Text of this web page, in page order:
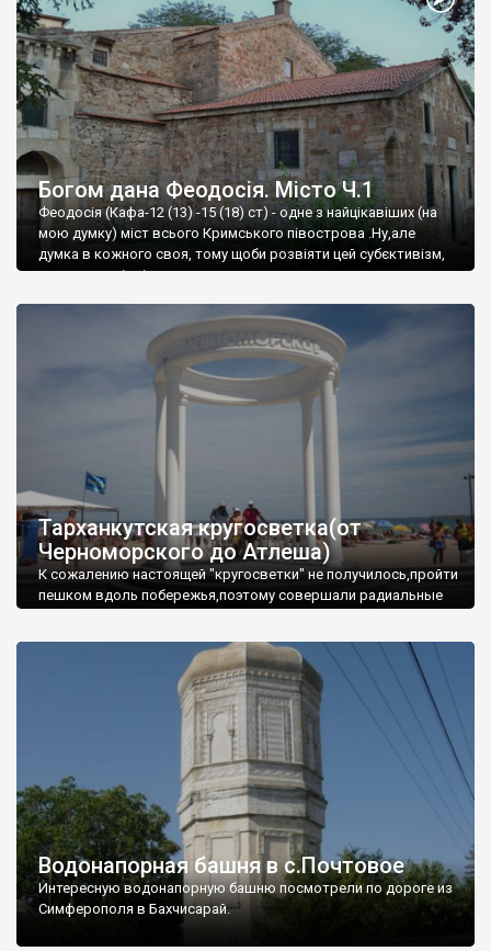
Богом дана Феодосія. Місто Ч.1
Феодосія (Кафа-12 (13) -15 (18) ст) - одне з найцікавіших (на
мою думку) міст всього Кримського півострова .Ну,але
думка в кожного своя, тому щоби розвіяти цей субєктивізм,
запрошую відвідати це
Тарханкутская кругосветка(от
Черноморского до Атлеша)
К сожалению настоящей "кругосветки" не получилось,пройти
пешком вдоль побережья,поэтому совершали радиальные
Водонапорная башня в с.Почтовое
Интересную водонапорную башню посмотрели по дороге из
Симферополя в Бахчисарай.